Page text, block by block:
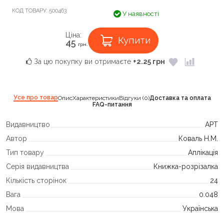
КОД ТОВАРУ: 500463 У наявності
Ціна:
45 грн. Купити
За цю покупку ви отримаєте +2.25 грн
Усе про товарОписХарактеристикиВідгуки (0)Доставка та оплата
FAQ-питання
Видавництво
АРТ
Автор
Коваль Н.М.
Тип товару
Аплікація
Серія видавництва
Книжка-розрізалка
Кількість сторінок
24
Вага
0.048
Мова
Українська